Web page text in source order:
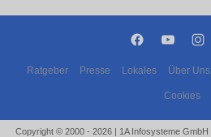
Ratgeber Presse Lokales Über Uns
Cookies
Copyright © 2000 - 2026 | 1A Infosysteme